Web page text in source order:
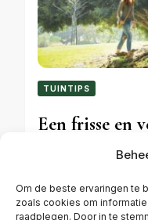
Om de beste ervaringen te
zoals cookies om
raadplegen. Door in te
TUINTIPS
Een frisse en
kerstboom
JANUARI 13, 2026